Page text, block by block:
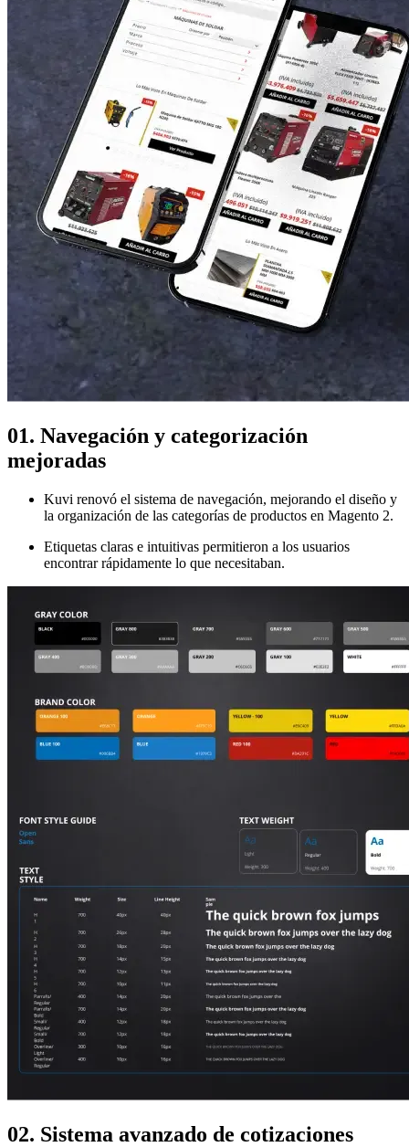
01. Navegación y categorización
mejoradas
Kuvi renovó el sistema de navegación, mejorando el diseño y
la organización de las categorías de productos en Magento 2.
Etiquetas claras e intuitivas permitieron a los usuarios
encontrar rápidamente lo que necesitaban.
02. Sistema avanzado de cotizaciones